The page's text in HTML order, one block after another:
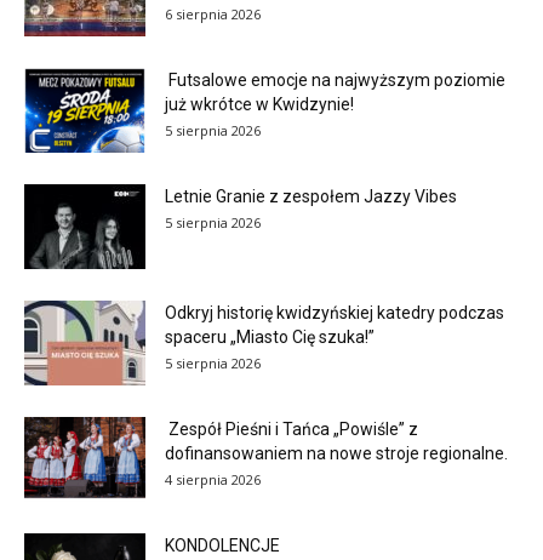
6 sierpnia 2026
Futsalowe emocje na najwyższym poziomie
już wkrótce w Kwidzynie!
5 sierpnia 2026
Letnie Granie z zespołem Jazzy Vibes
5 sierpnia 2026
Odkryj historię kwidzyńskiej katedry podczas
spaceru „Miasto Cię szuka!”
5 sierpnia 2026
Zespół Pieśni i Tańca „Powiśle” z
dofinansowaniem na nowe stroje regionalne.
4 sierpnia 2026
KONDOLENCJE